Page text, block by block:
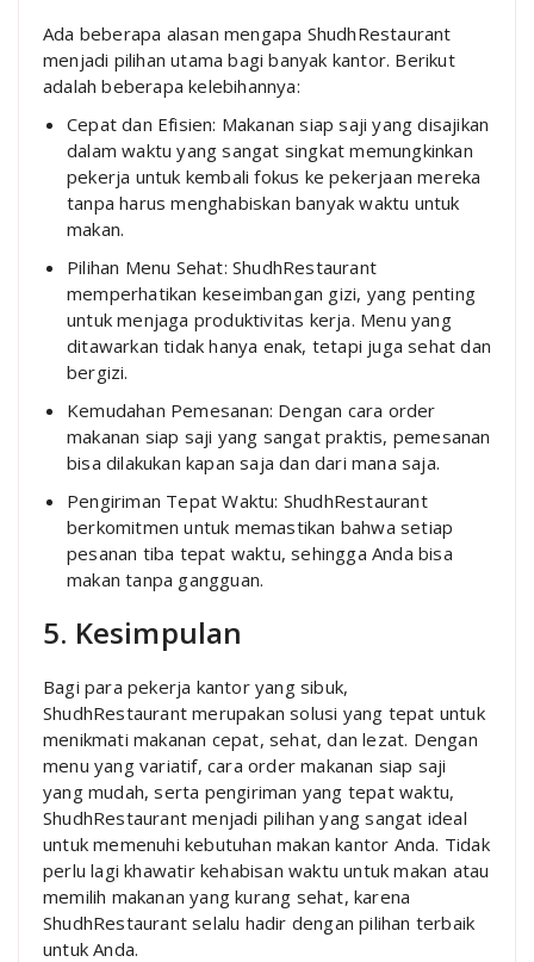
Ada beberapa alasan mengapa ShudhRestaurant
menjadi pilihan utama bagi banyak kantor. Berikut
adalah beberapa kelebihannya:
Cepat dan Efisien: Makanan siap saji yang disajikan
dalam waktu yang sangat singkat memungkinkan
pekerja untuk kembali fokus ke pekerjaan mereka
tanpa harus menghabiskan banyak waktu untuk
makan.
Pilihan Menu Sehat: ShudhRestaurant
memperhatikan keseimbangan gizi, yang penting
untuk menjaga produktivitas kerja. Menu yang
ditawarkan tidak hanya enak, tetapi juga sehat dan
bergizi.
Kemudahan Pemesanan: Dengan cara order
makanan siap saji yang sangat praktis, pemesanan
bisa dilakukan kapan saja dan dari mana saja.
Pengiriman Tepat Waktu: ShudhRestaurant
berkomitmen untuk memastikan bahwa setiap
pesanan tiba tepat waktu, sehingga Anda bisa
makan tanpa gangguan.
5. Kesimpulan
Bagi para pekerja kantor yang sibuk,
ShudhRestaurant merupakan solusi yang tepat untuk
menikmati makanan cepat, sehat, dan lezat. Dengan
menu yang variatif, cara order makanan siap saji
yang mudah, serta pengiriman yang tepat waktu,
ShudhRestaurant menjadi pilihan yang sangat ideal
untuk memenuhi kebutuhan makan kantor Anda. Tidak
perlu lagi khawatir kehabisan waktu untuk makan atau
memilih makanan yang kurang sehat, karena
ShudhRestaurant selalu hadir dengan pilihan terbaik
untuk Anda.